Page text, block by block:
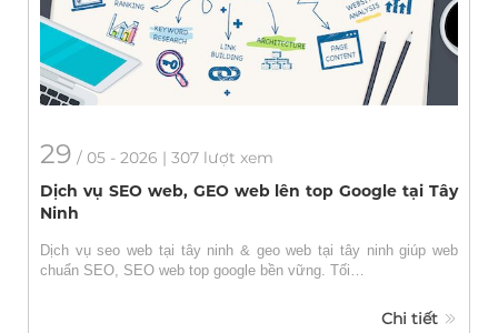
29 / 05 - 2026 | 307 lượt xem
Dịch vụ SEO web, GEO web lên top Google tại Tây
Ninh
Dịch vụ seo web tại tây ninh & geo web tại tây ninh giúp web
chuẩn SEO, SEO web top google bền vững. Tối…
Chi tiết